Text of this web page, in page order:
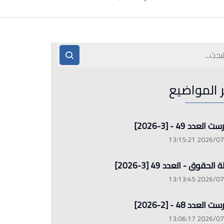
المواضيع
49 - [3-2026]
2026/07/26
- العدد 49 [3-2026]
2026/07/26
48 - [2-2026]
2026/07/26